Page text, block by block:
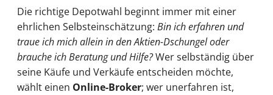
Die richtige Depotwahl beginnt immer mit einer
ehrlichen Selbsteinschätzung: Bin ich erfahren und
traue ich mich allein in den Aktien-Dschungel oder
brauche ich Beratung und Hilfe?Wer selbständig über
seine Käufe und Verkäufe entscheiden möchte,
wählt einen Online-Broker; wer unerfahren ist,